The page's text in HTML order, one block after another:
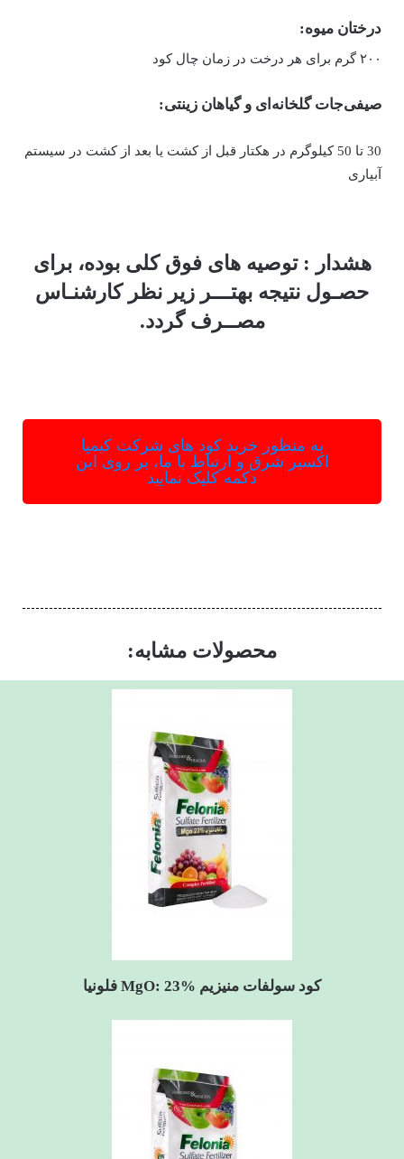
درختان میوه:
۲۰۰ گرم برای هر درخت در زمان چال کود
صیفی‌جات گلخانه‌ای و گیاهان زینتی:
30 تا 50 کیلوگرم در هکتار قبل از کشت یا بعد از کشت در سیستم
آبیاری
هشدار : توصیه های فوق کلی بوده، برای
حصـول نتیجه بهتـــر زیر نظر کارشنـاس
مصــرف گردد.
به منظور خرید کود های شرکت کیمیا
اکسیر شرق و ارتباط با ما، بر روی این
دکمه کلیک نمایید
محصولات مشابه:
کود سولفات منیزیم MgO: 23% فلونیا